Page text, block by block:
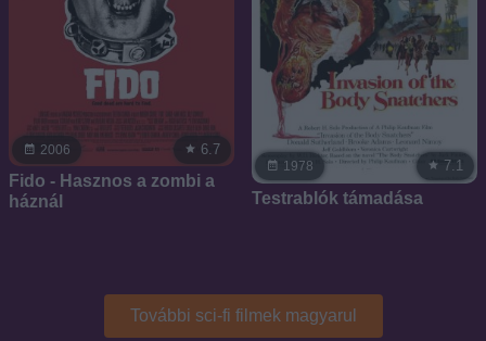
2006 6.7
Fido - Hasznos a zombi a
háznál
1978 7.1
Testrablók támadása
További sci-fi filmek magyarul